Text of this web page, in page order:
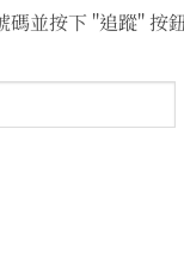
並按下 "追蹤" 按